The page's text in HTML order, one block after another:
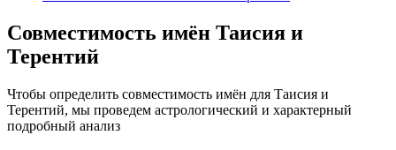
Совместимость имён Таисия и
Терентий
Чтобы определить совместимость имён для Таисия и
Терентий, мы проведем астрологический и характерный
подробный анализ